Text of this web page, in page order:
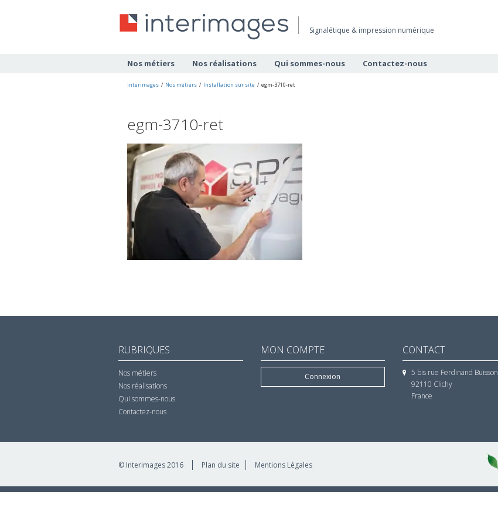
Signalétique & impression numérique
Nos métiers Nos réalisations Qui sommes-nous Contactez-nous
interimages / Nos métiers / Installation sur site / egm-3710-ret
egm-3710-ret
RUBRIQUES
Nos métiers
Nos réalisations
Qui sommes-nous
Contactez-nous
MON COMPTE
Connexion
CONTACT
5 bis rue Ferdinand Buisson
92110 Clichy
France
© Interimages 2016 Plan du site Mentions Légales